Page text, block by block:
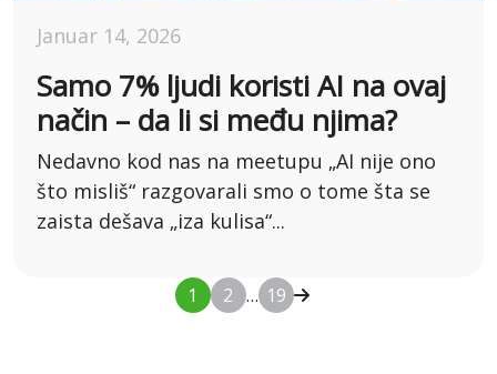
Januar 14, 2026
Samo 7% ljudi koristi AI na ovaj
način – da li si među njima?
Nedavno kod nas na meetupu „AI nije ono
što misliš“ razgovarali smo o tome šta se
zaista dešava „iza kulisa“...
1 2 … 19